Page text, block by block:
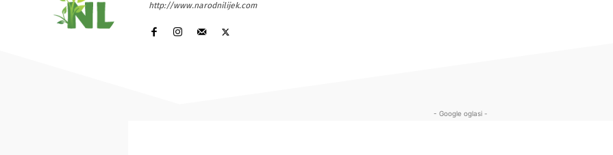
http://www.narodnilijek.com
- Google oglasi -